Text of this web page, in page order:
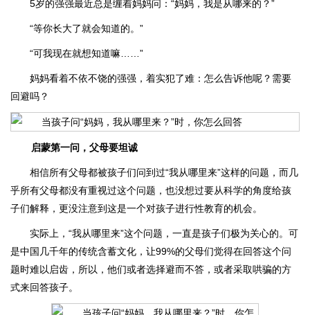
5岁的强强最近总是缠着妈妈问：“妈妈，我是从哪来的？”
“等你长大了就会知道的。”
“可我现在就想知道嘛……”
妈妈看着不依不饶的强强，着实犯了难：怎么告诉他呢？需要
回避吗？
启蒙第一问，父母要坦诚
相信所有父母都被孩子们问到过“我从哪里来”这样的问题，而几
乎所有父母都没有重视过这个问题，也没想过要从科学的角度给孩
子们解释，更没注意到这是一个对孩子进行性教育的机会。
实际上，“我从哪里来”这个问题，一直是孩子们极为关心的。可
是中国几千年的传统含蓄文化，让99%的父母们觉得在回答这个问
题时难以启齿，所以，他们或者选择避而不答，或者采取哄骗的方
式来回答孩子。